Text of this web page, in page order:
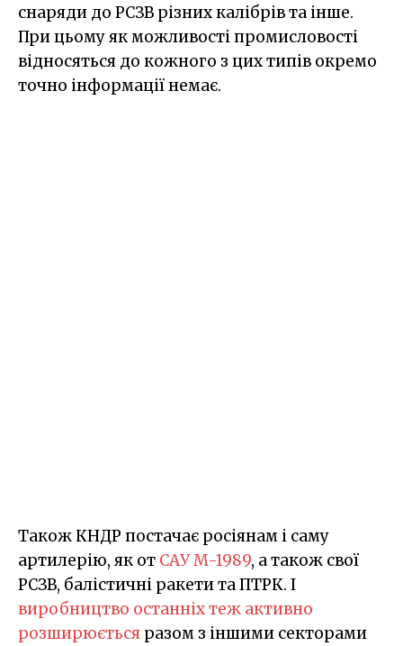
снаряди до РСЗВ різних калібрів та інше.
При цьому як можливості промисловості
відносяться до кожного з цих типів окремо
точно інформації немає.
Також КНДР постачає росіянам і саму
артилерію, як от САУ M-1989, а також свої
РСЗВ, балістичні ракети та ПТРК. І
виробництво останніх теж активно
розширюється разом з іншими секторами